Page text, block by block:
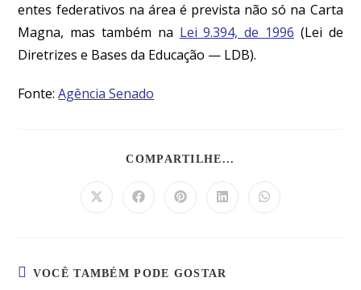
entes federativos na área é prevista não só na Carta
Magna, mas também na Lei 9.394, de 1996 (Lei de
Diretrizes e Bases da Educação — LDB).
Fonte:Agência Senado
COMPARTILHE...
VOCÊ TAMBÉM PODE GOSTAR